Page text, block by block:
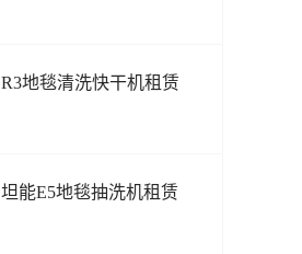
R3地毯清洗快干机租赁
坦能E5地毯抽洗机租赁